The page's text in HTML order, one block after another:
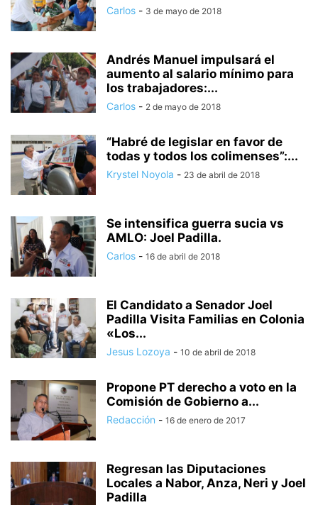
Carlos - 3 de mayo de 2018
Andrés Manuel impulsará el
aumento al salario mínimo para
los trabajadores:...
Carlos - 2 de mayo de 2018
“Habré de legislar en favor de
todas y todos los colimenses”:...
Krystel Noyola - 23 de abril de 2018
Se intensifica guerra sucia vs
AMLO: Joel Padilla.
Carlos - 16 de abril de 2018
El Candidato a Senador Joel
Padilla Visita Familias en Colonia
«Los...
Jesus Lozoya - 10 de abril de 2018
Propone PT derecho a voto en la
Comisión de Gobierno a...
Redacción - 16 de enero de 2017
Regresan las Diputaciones
Locales a Nabor, Anza, Neri y Joel
Padilla